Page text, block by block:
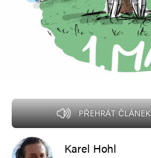
PŘEHRÁT ČLÁNEK
Karel Hohl